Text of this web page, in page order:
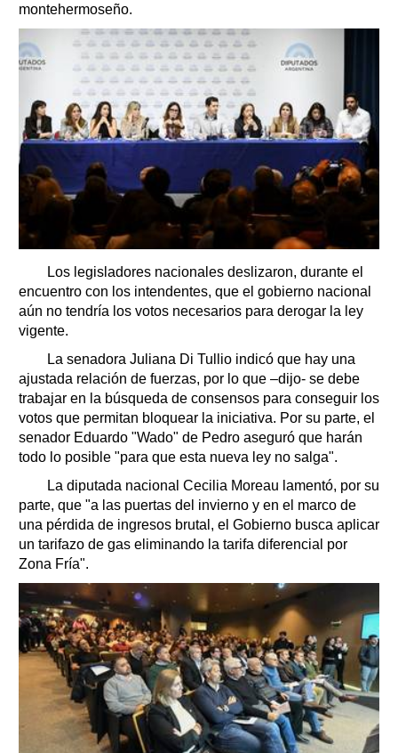
montehermoseño.
Los legisladores nacionales deslizaron, durante el
encuentro con los intendentes, que el gobierno nacional
aún no tendría los votos necesarios para derogar la ley
vigente.
La senadora Juliana Di Tullio indicó que hay una
ajustada relación de fuerzas, por lo que –dijo- se debe
trabajar en la búsqueda de consensos para conseguir los
votos que permitan bloquear la iniciativa. Por su parte, el
senador Eduardo "Wado" de Pedro aseguró que harán
todo lo posible "para que esta nueva ley no salga".
La diputada nacional Cecilia Moreau lamentó, por su
parte, que "a las puertas del invierno y en el marco de
una pérdida de ingresos brutal, el Gobierno busca aplicar
un tarifazo de gas eliminando la tarifa diferencial por
Zona Fría".